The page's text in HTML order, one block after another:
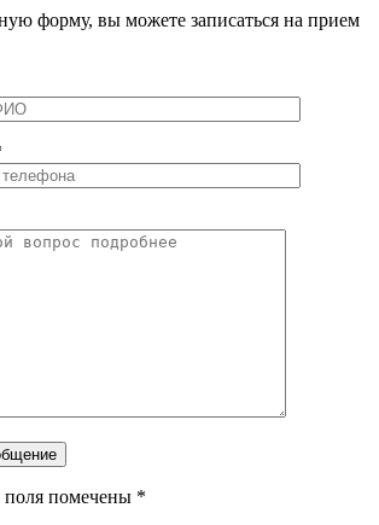
форму, вы можете записаться на прием
поля помечены *